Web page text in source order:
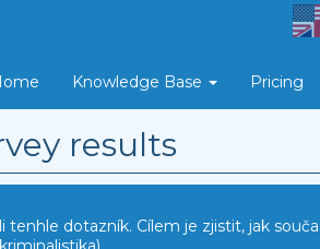
Knowledge Base Pricing
results
tenhle dotazník. Cílem je zjistit, jak